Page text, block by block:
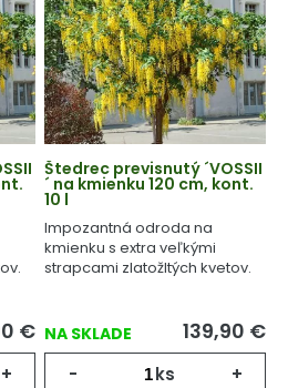
€
+
Štedrec previsnutý ´VOSSII
´ na kmienku 120 cm, kont.
10 l
Impozantná odroda na
kmienku s extra veľkými
strapcami zlatožltých kvetov.
NA SKLADE 139,90 €
- ks +